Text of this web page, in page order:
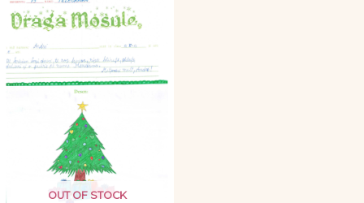
OUT OF STOCK